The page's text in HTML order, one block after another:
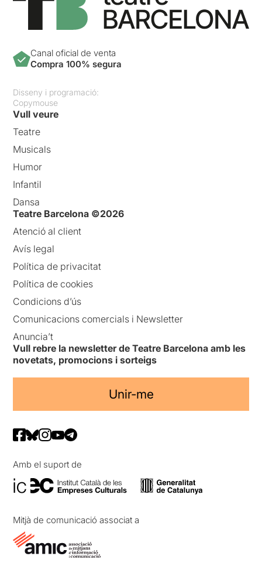
Canal oficial de venta
Compra 100% segura
Disseny i programació:
Copymouse
Vull veure
Teatre
Musicals
Humor
Infantil
Dansa
Teatre Barcelona ©2026
Atenció al client
Avís legal
Política de privacitat
Política de cookies
Condicions d’ús
Comunicacions comercials i Newsletter
Anuncia’t
Vull rebre la newsletter de Teatre Barcelona amb les
novetats, promocions i sorteigs
Unir-me
Amb el suport de
Mitjà de comunicació associat a